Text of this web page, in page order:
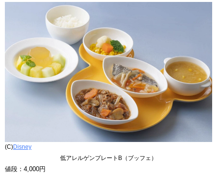
(C)Disney
低アレルゲンプレートB（ブッフェ）
値段：4,000円